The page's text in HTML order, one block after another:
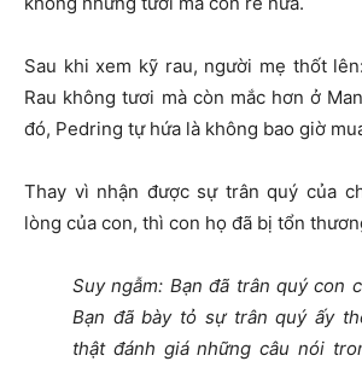
Sau khi xem kỹ rau, người mẹ thốt
Rau không tươi mà còn mắc hơn ở
đó, Pedring tự hứa là không bao giờ
Thay vì nhận được sự trân quý của
lòng của con, thì con họ đã bị tổn
Suy ngẫm: Bạn đã trân quý con
Bạn đã bày tỏ sự trân quý ấy
thật đánh giá những câu nói